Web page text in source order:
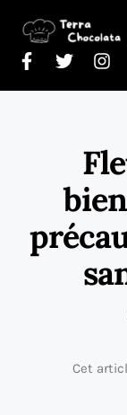
Cet